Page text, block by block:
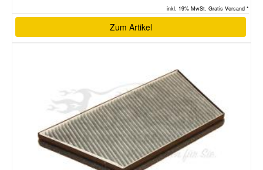
inkl. 19% MwSt. Gratis Versand *
Zum Artikel